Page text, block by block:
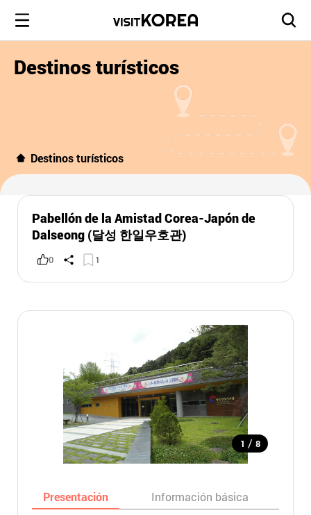
Destinos turísticos
Destinos turísticos
Pabellón de la Amistad Corea-Japón de
Dalseong (달성 한일우호관)
0 1
1 / 8
Presentación Información básica